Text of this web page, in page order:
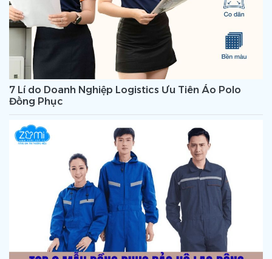
7 Lí do Doanh Nghiệp Logistics Ưu Tiên Áo Polo
Đồng Phục